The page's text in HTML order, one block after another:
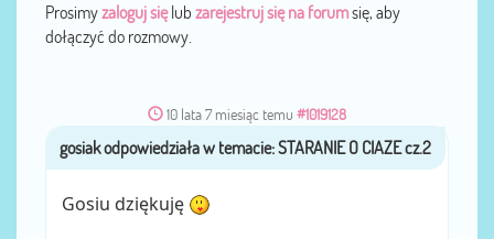
Prosimyzaloguj sięlub zarejestruj się na forumsię, aby
dołączyć do rozmowy.
10 lata 7 miesiąc temu #1019128
przezgosiak
Gosiu dziękuję